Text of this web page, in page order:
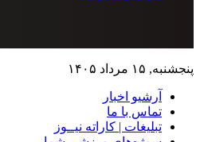
پنجشنبه, ۱۵ مرداد ۱۴۰۵
آرشیو اخبار
تماس‌ با‌ ما
تبلیغات | کاراته نیــوز